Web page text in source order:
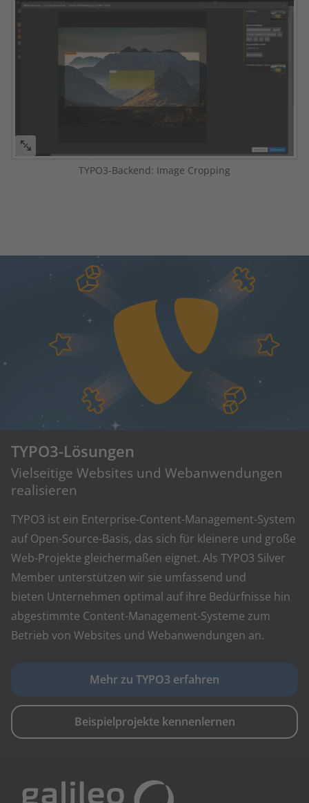
TYPO3-Backend: Image Cropping
TYPO3-Lösungen
Vielseitige Websites und Webanwendungen
realisieren
TYPO3 ist ein Enterprise-Content-Management-System
auf Open-Source-Basis, das sich für kleinere und große
Web-Projekte gleichermaßen eignet. Als TYPO3 Silver
Member unterstützen wir sie umfassend und
bieten Unternehmen optimal auf ihre Bedürfnisse hin
abgestimmte Content-Management-Systeme zum
Betrieb von Websites und Webanwendungen an.
Mehr zu TYPO3 erfahren
Beispielprojekte kennenlernen